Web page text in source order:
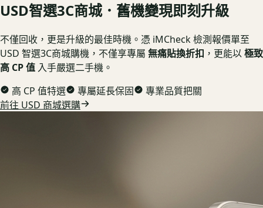
USD智選3C商城．舊機變現即刻升級
不僅回收，更是升級的最佳時機。憑 iMCheck 檢測報價單至
USD 智選3C商城購機，不僅享專屬 無痛貼換折扣 ，更能以極致
高 CP 值 入手嚴選二手機。
高 CP 值特選
專屬延長保固
專業品質把關
前往 USD 商城選購